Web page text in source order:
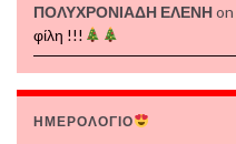
ΠΟΛΥΧΡΟΝΙΑΔΗ ΕΛΕΝΗon
φίλη !!!
ΗΜΕΡΟΛΟΓΙΟ